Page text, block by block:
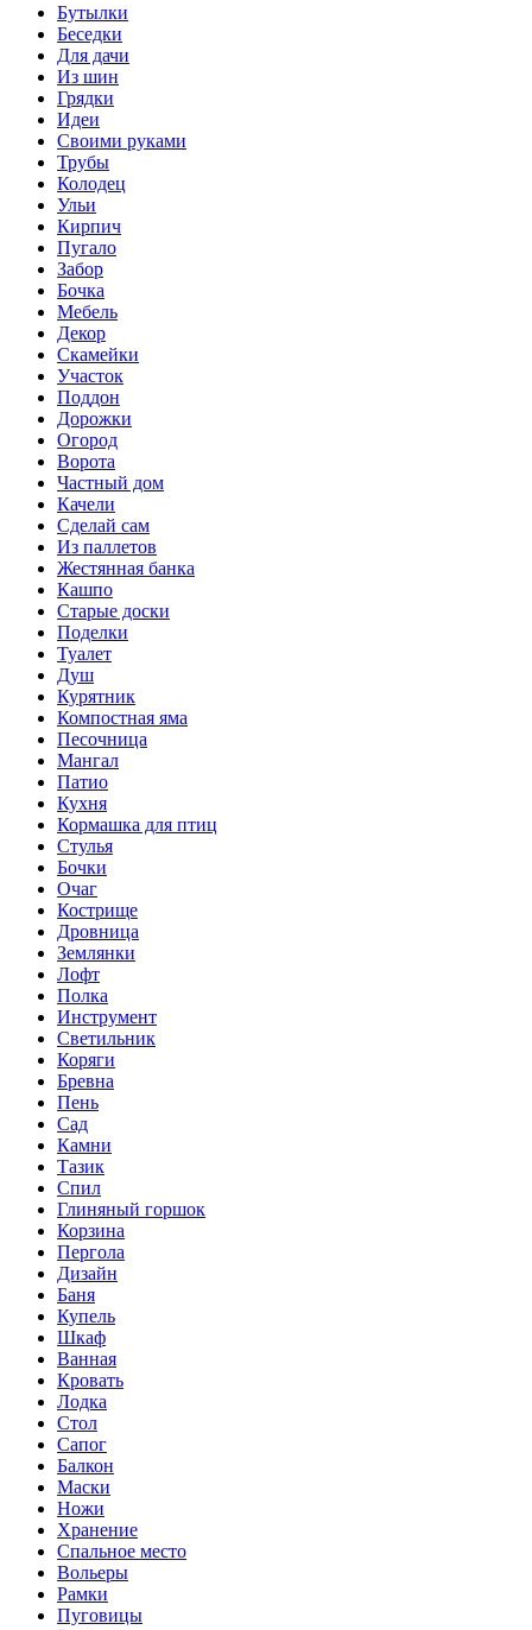
Бутылки
Беседки
Для дачи
Из шин
Грядки
Идеи
Своими руками
Трубы
Колодец
Ульи
Кирпич
Пугало
Забор
Бочка
Мебель
Декор
Скамейки
Участок
Поддон
Дорожки
Огород
Ворота
Частный дом
Качели
Сделай сам
Из паллетов
Жестянная банка
Кашпо
Старые доски
Поделки
Туалет
Душ
Курятник
Компостная яма
Песочница
Мангал
Патио
Кухня
Кормашка для птиц
Стулья
Бочки
Очаг
Кострище
Дровница
Землянки
Лофт
Полка
Инструмент
Светильник
Коряги
Бревна
Пень
Сад
Камни
Тазик
Спил
Глиняный горшок
Корзина
Пергола
Дизайн
Баня
Купель
Шкаф
Ванная
Кровать
Лодка
Стол
Сапог
Балкон
Маски
Ножи
Хранение
Спальное место
Вольеры
Рамки
Пуговицы